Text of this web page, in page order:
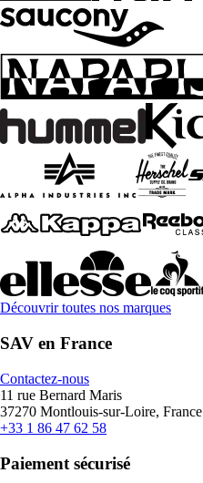
Découvrir toutes nos marques
SAV en France
Contactez-nous
11 rue Bernard Maris
37270 Montlouis-sur-Loire, France
+33 1 86 47 62 58
Paiement sécurisé